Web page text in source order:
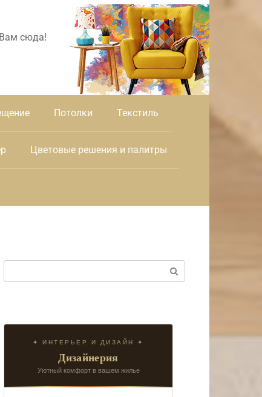
сюда!
Потолки Текстиль
Цветовые решения и палитры
✦ ИНТЕРЬЕР И ДИЗАЙН ✦
Дизайнерия
Уютный комфорт в вашем жилье